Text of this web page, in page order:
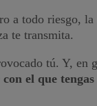
a todo riesgo,
te transmita.
tú. Y, en
el que